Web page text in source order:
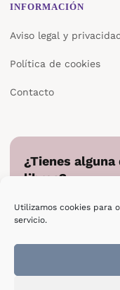
Utilizamos cookies para
servicio.
INFORMACIÓN
Aviso legal y
Política de cookies
Contacto
¿Tienes
libros?
directamente.